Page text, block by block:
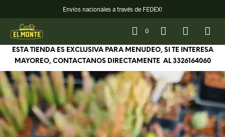
Envíos nacionales a través de FEDEX!
0
ESTA TIENDA ES EXCLUSIVA PARA MENUDEO, SI TE INTERESA
MAYOREO, CONTACTANOS DIRECTAMENTE AL3326164060